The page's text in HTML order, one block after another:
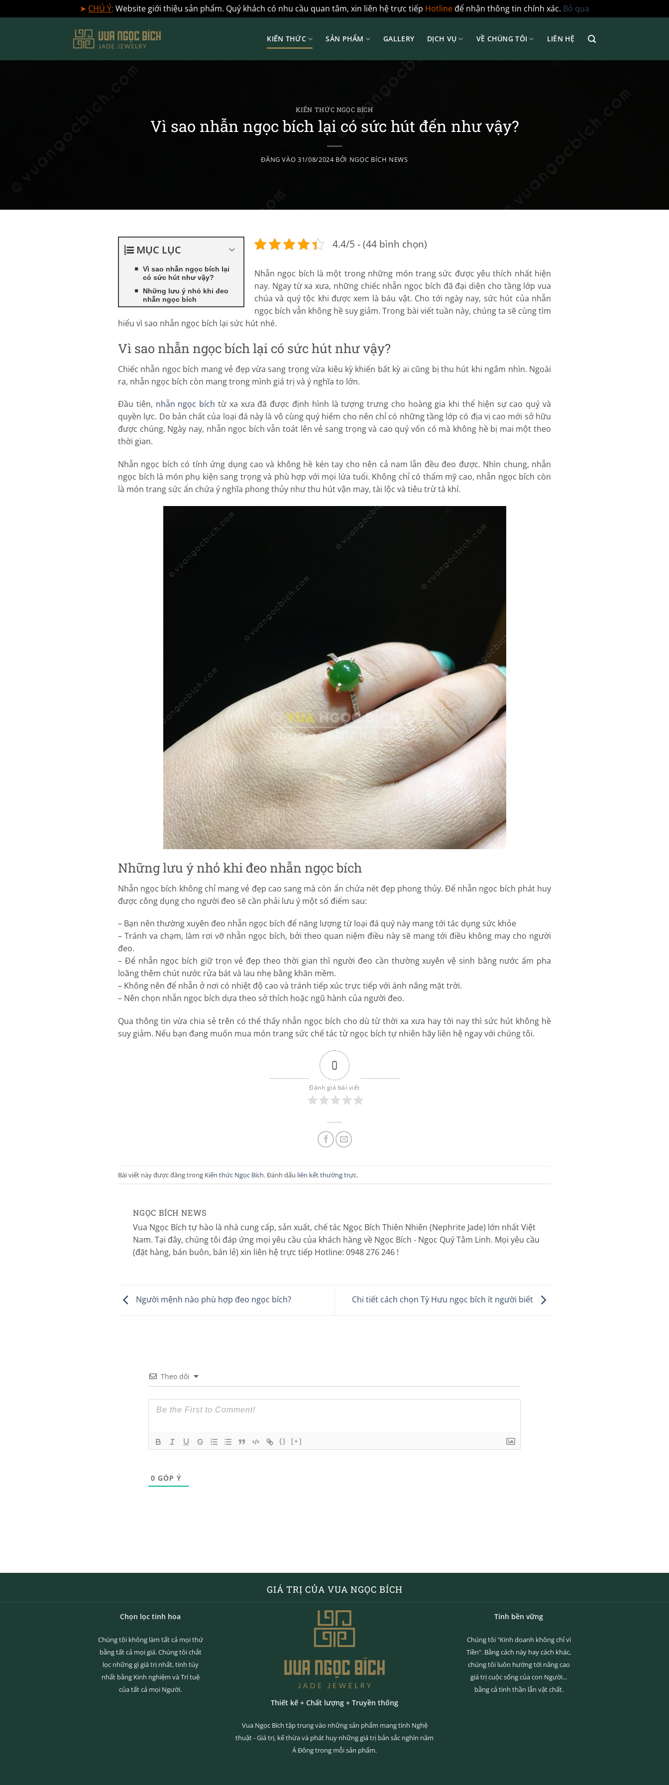
➤ CHÚ Ý: Website giới thiệu sản phẩm. Quý khách có nhu cầu quan tâm, xin liên hệ trực tiếp Hotlineđể nhận thông tin chính xác. Bỏ qua
dung
KIẾN THỨC SẢN PHẨM GALLERY DỊCH VỤ VỀ CHÚNG TÔI LIÊN HỆ
KIẾN THỨC NGỌC BÍCH
Vì sao nhẫn ngọc bích lại có sức hút đến như vậy?
ĐĂNG VÀO31/08/2024 BỞI NGỌC BÍCH NEWS
MỤC LỤC
Vì sao nhẫn ngọc bích lại
có sức hút như vậy?
Những lưu ý nhỏ khi đeo
nhẫn ngọc bích
4.4/5 - (44 bình chọn)
Nhẫn ngọc bích là một trong những món trang sức được yêu thích nhất hiện
nay. Ngay từ xa xưa, những chiếc nhẫn ngọc bích đã đại diện cho tầng lớp vua
chúa và quý tộc khi được xem là báu vật. Cho tới ngày nay, sức hút của nhẫn
ngọc bích vẫn không hề suy giảm. Trong bài viết tuần này, chúng ta sẽ cùng tìm
hiểu vì sao nhẫn ngọc bích lại sức hút nhé.
Vì sao nhẫn ngọc bích lại có sức hút như vậy?
Chiếc nhẫn ngọc bích mang vẻ đẹp vừa sang trọng vừa kiêu kỳ khiến bất kỳ ai cũng bị thu hút khi ngắm nhìn. Ngoài
ra, nhẫn ngọc bích còn mang trong mình giá trị và ý nghĩa to lớn.
Đầu tiên, nhẫn ngọc bích từ xa xưa đã được định hình là tượng trưng cho hoàng gia khi thể hiện sự cao quý và
quyền lực. Do bản chất của loại đá này là vô cùng quý hiếm cho nên chỉ có những tầng lớp có địa vị cao mới sở hữu
được chúng. Ngày nay, nhẫn ngọc bích vẫn toát lên vẻ sang trọng và cao quý vốn có mà không hề bị mai một theo
thời gian.
Nhẫn ngọc bích có tính ứng dụng cao và không hề kén tay cho nên cả nam lẫn đều đeo được. Nhìn chung, nhẫn
ngọc bích là món phụ kiện sang trọng và phù hợp với mọi lứa tuổi. Không chỉ có thẩm mỹ cao, nhẫn ngọc bích còn
là món trang sức ẩn chứa ý nghĩa phong thủy như thu hút vận may, tài lộc và tiêu trừ tà khí.
Những lưu ý nhỏ khi đeo nhẫn ngọc bích
Nhẫn ngọc bích không chỉ mang vẻ đẹp cao sang mà còn ẩn chứa nét đẹp phong thủy. Để nhẫn ngọc bích phát huy
được công dụng cho người đeo sẽ cần phải lưu ý một số điểm sau:
– Bạn nên thường xuyên đeo nhẫn ngọc bích để năng lượng từ loại đá quý này mang tới tác dụng sức khỏe
– Tránh va chạm, làm rơi vỡ nhẫn ngọc bích, bởi theo quan niệm điều này sẽ mang tới điều không may cho người
đeo.
– Để nhẫn ngọc bích giữ trọn vẻ đẹp theo thời gian thì người đeo cần thường xuyên vệ sinh bằng nước ấm pha
loãng thêm chút nước rửa bát và lau nhẹ bằng khăn mềm.
– Không nên để nhẫn ở nơi có nhiệt độ cao và tránh tiếp xúc trực tiếp với ánh nắng mặt trời.
– Nên chọn nhẫn ngọc bích dựa theo sở thích hoặc ngũ hành của người đeo.
Qua thông tin vừa chia sẻ trên có thể thấy nhẫn ngọc bích cho dù từ thời xa xưa hay tới nay thì sức hút không hề
suy giảm. Nếu bạn đang muốn mua món trang sức chế tác từ ngọc bích tự nhiên hãy liên hệ ngay với chúng tôi.
0
Đánh giá bài viết
Bài viết này được đăng trong Kiến thức Ngọc Bích. Đánh dấu liên kết thường trực.
NGỌC BÍCH NEWS
Vua Ngọc Bích tự hào là nhà cung cấp, sản xuất, chế tác Ngọc Bích Thiên Nhiên (Nephrite Jade) lớn nhất Việt
Nam. Tại đây, chúng tôi đáp ứng mọi yêu cầu của khách hàng về Ngọc Bích - Ngọc Quý Tâm Linh. Mọi yêu cầu
(đặt hàng, bán buôn, bán lẻ) xin liên hệ trực tiếp Hotline: 0948 276 246 !
Người mệnh nào phù hợp đeo ngọc bích? Chi tiết cách chọn Tỳ Hưu ngọc bích ít người biết
Theo dõi
{} [+]
0 GÓP Ý
GIÁ TRỊ CỦA VUA NGỌC BÍCH
Chọn lọc tinh hoa
Chúng tôi không làm tất cả mọi thứ
bằng tất cả mọi giá. Chúng tôi chắt
lọc những gì giá trị nhất, tinh túy
nhất bằng Kinh nghiệm và Trí tuệ
của tất cả mọi Người.
Thiết kế + Chất lượng + Truyền thống
Vua Ngọc Bích tập trung vào những sản phẩm mang tính Nghệ
thuật - Giá trị, kế thừa và phát huy những giá trị bản sắc nghìn năm
Á Đông trong mỗi sản phẩm.
Tính bền vững
Chúng tôi "Kinh doanh không chỉ vì
Tiền". Bằng cách này hay cách khác,
chúng tôi luôn hướng tới nâng cao
giá trị cuộc sống của con Người...
bằng cả tinh thần lẫn vật chất.